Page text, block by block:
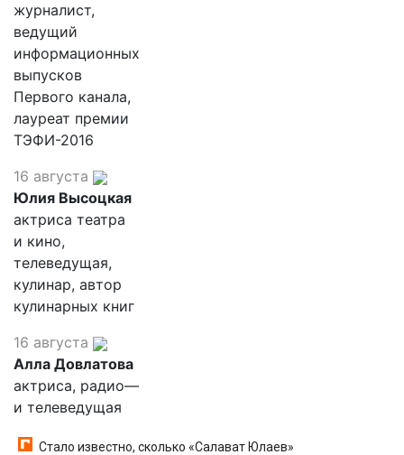
журналист,
ведущий
информационных
выпусков
Первого канала,
лауреат премии
ТЭФИ-2016
16 августа
Юлия Высоцкая
актриса театра
и кино,
телеведущая,
кулинар, автор
кулинарных книг
16 августа
Алла Довлатова
актриса, радио—
и телеведущая
Стало известно, сколько «Салават Юлаев»